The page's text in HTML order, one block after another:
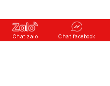
Chat zalo Chat facebook